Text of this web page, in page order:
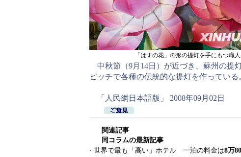
「はすの花」の形の提灯を手にもつ職人
中秋節（9月14日）が近づき、蘇州の提
ピッチで各種の伝統的な提灯を作っている
「人民網日本語版」 2008年09月02日
関連記事
同コラムの最新記事
· 世界で最も「高い」ホテル 一泊の料金は8万